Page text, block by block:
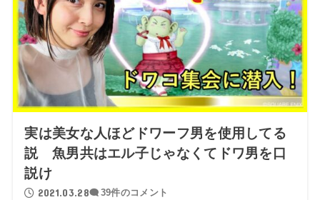
実は美女な人ほどドワーフ男を使用してる
説 魚男共はエル子じゃなくてドワ男を口
説け
2021.03.28 39件のコメント